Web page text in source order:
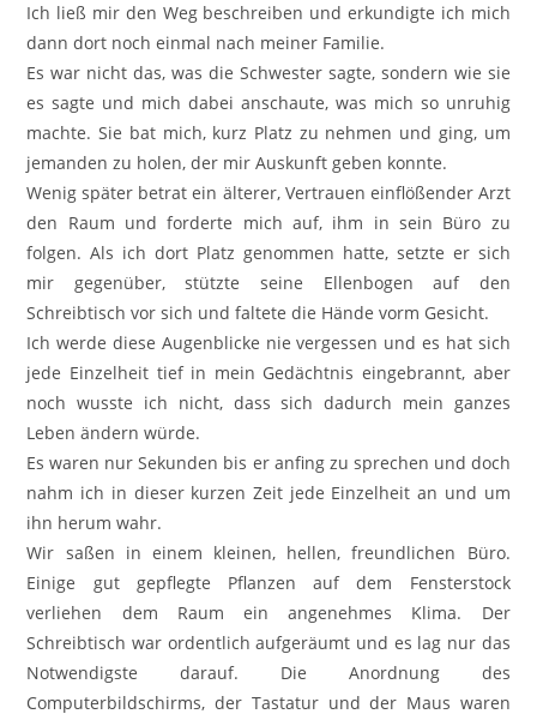
Ich ließ mir den Weg beschreiben und erkundigte ich mich
dann dort noch einmal nach meiner Familie.
Es war nicht das, was die Schwester sagte, sondern wie sie
es sagte und mich dabei anschaute, was mich so unruhig
machte. Sie bat mich, kurz Platz zu nehmen und ging, um
jemanden zu holen, der mir Auskunft geben konnte.
Wenig später betrat ein älterer, Vertrauen einflößender Arzt
den Raum und forderte mich auf, ihm in sein Büro zu
folgen. Als ich dort Platz genommen hatte, setzte er sich
mir gegenüber, stützte seine Ellenbogen auf den
Schreibtisch vor sich und faltete die Hände vorm Gesicht.
Ich werde diese Augenblicke nie vergessen und es hat sich
jede Einzelheit tief in mein Gedächtnis eingebrannt, aber
noch wusste ich nicht, dass sich dadurch mein ganzes
Leben ändern würde.
Es waren nur Sekunden bis er anfing zu sprechen und doch
nahm ich in dieser kurzen Zeit jede Einzelheit an und um
ihn herum wahr.
Wir saßen in einem kleinen, hellen, freundlichen Büro.
Einige gut gepflegte Pflanzen auf dem Fensterstock
verliehen dem Raum ein angenehmes Klima. Der
Schreibtisch war ordentlich aufgeräumt und es lag nur das
Notwendigste darauf. Die Anordnung des
Computerbildschirms, der Tastatur und der Maus waren